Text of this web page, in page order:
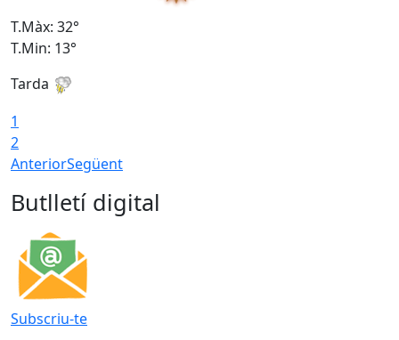
T.Màx: 32°
T.Min: 13°
Tarda
1
2
AnteriorSegüent
Butlletí digital
Subscriu-te